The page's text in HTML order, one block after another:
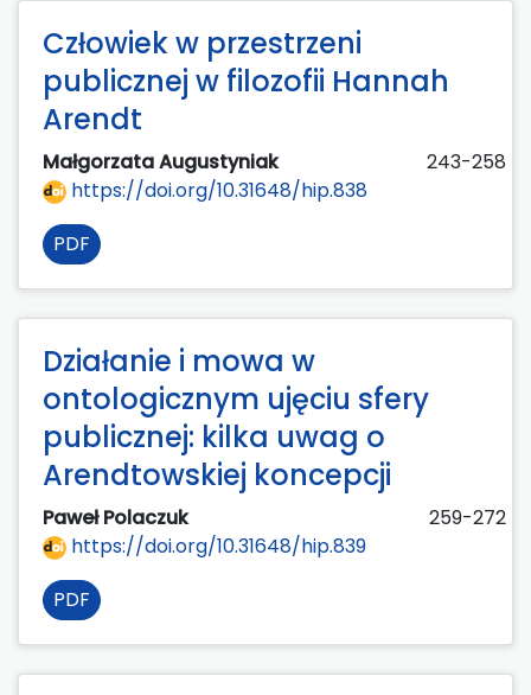
Człowiek w przestrzeni
publicznej w filozofii Hannah
Arendt
Małgorzata Augustyniak
243-258
https://doi.org/10.31648/hip.838
PDF
Działanie i mowa w
ontologicznym ujęciu sfery
publicznej: kilka uwag o
Arendtowskiej koncepcji
Paweł Polaczuk
259-272
https://doi.org/10.31648/hip.839
PDF